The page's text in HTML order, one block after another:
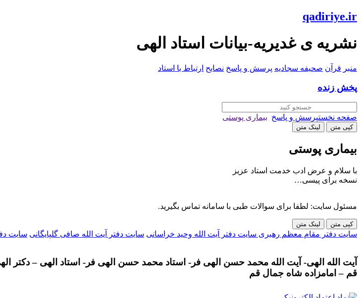
qadiriye.ir
نشریه ی غدیریه-بیانات استاد الهی
منبر قرآن صحیفه سجادیه پرسش و پاسخ نصایح ارتباط با استاد
پخش زنده
صفحه نخستپرسش و پاسخ بیماری پوستی
کپی متن لینک متن
بیماری پوستی
با سلام و عرض ادب خدمت استاد عزیز
نسخه برای پیسی…
مسئول سایت: لطفا برای سوالات طبی با سامانه تماس بگیرید.
کپی متن لینک متن
سایت دفتر مقام معظم رهبری سایت دفتر آیت الله وحید خراسانی سایت دفتر آیت الله صافی گلپایگانی سایت
آیت الله الهی- آیت الله محمد حسن الهی فر- استاد محمد حسن الهی فر- استاد الهی – دکتر
قم – امامزاده شاه جمال قم